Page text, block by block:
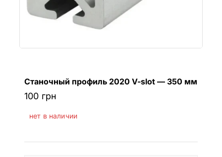
Станочный профиль 2020 V-slot — 350 мм
100 грн
нет в наличии